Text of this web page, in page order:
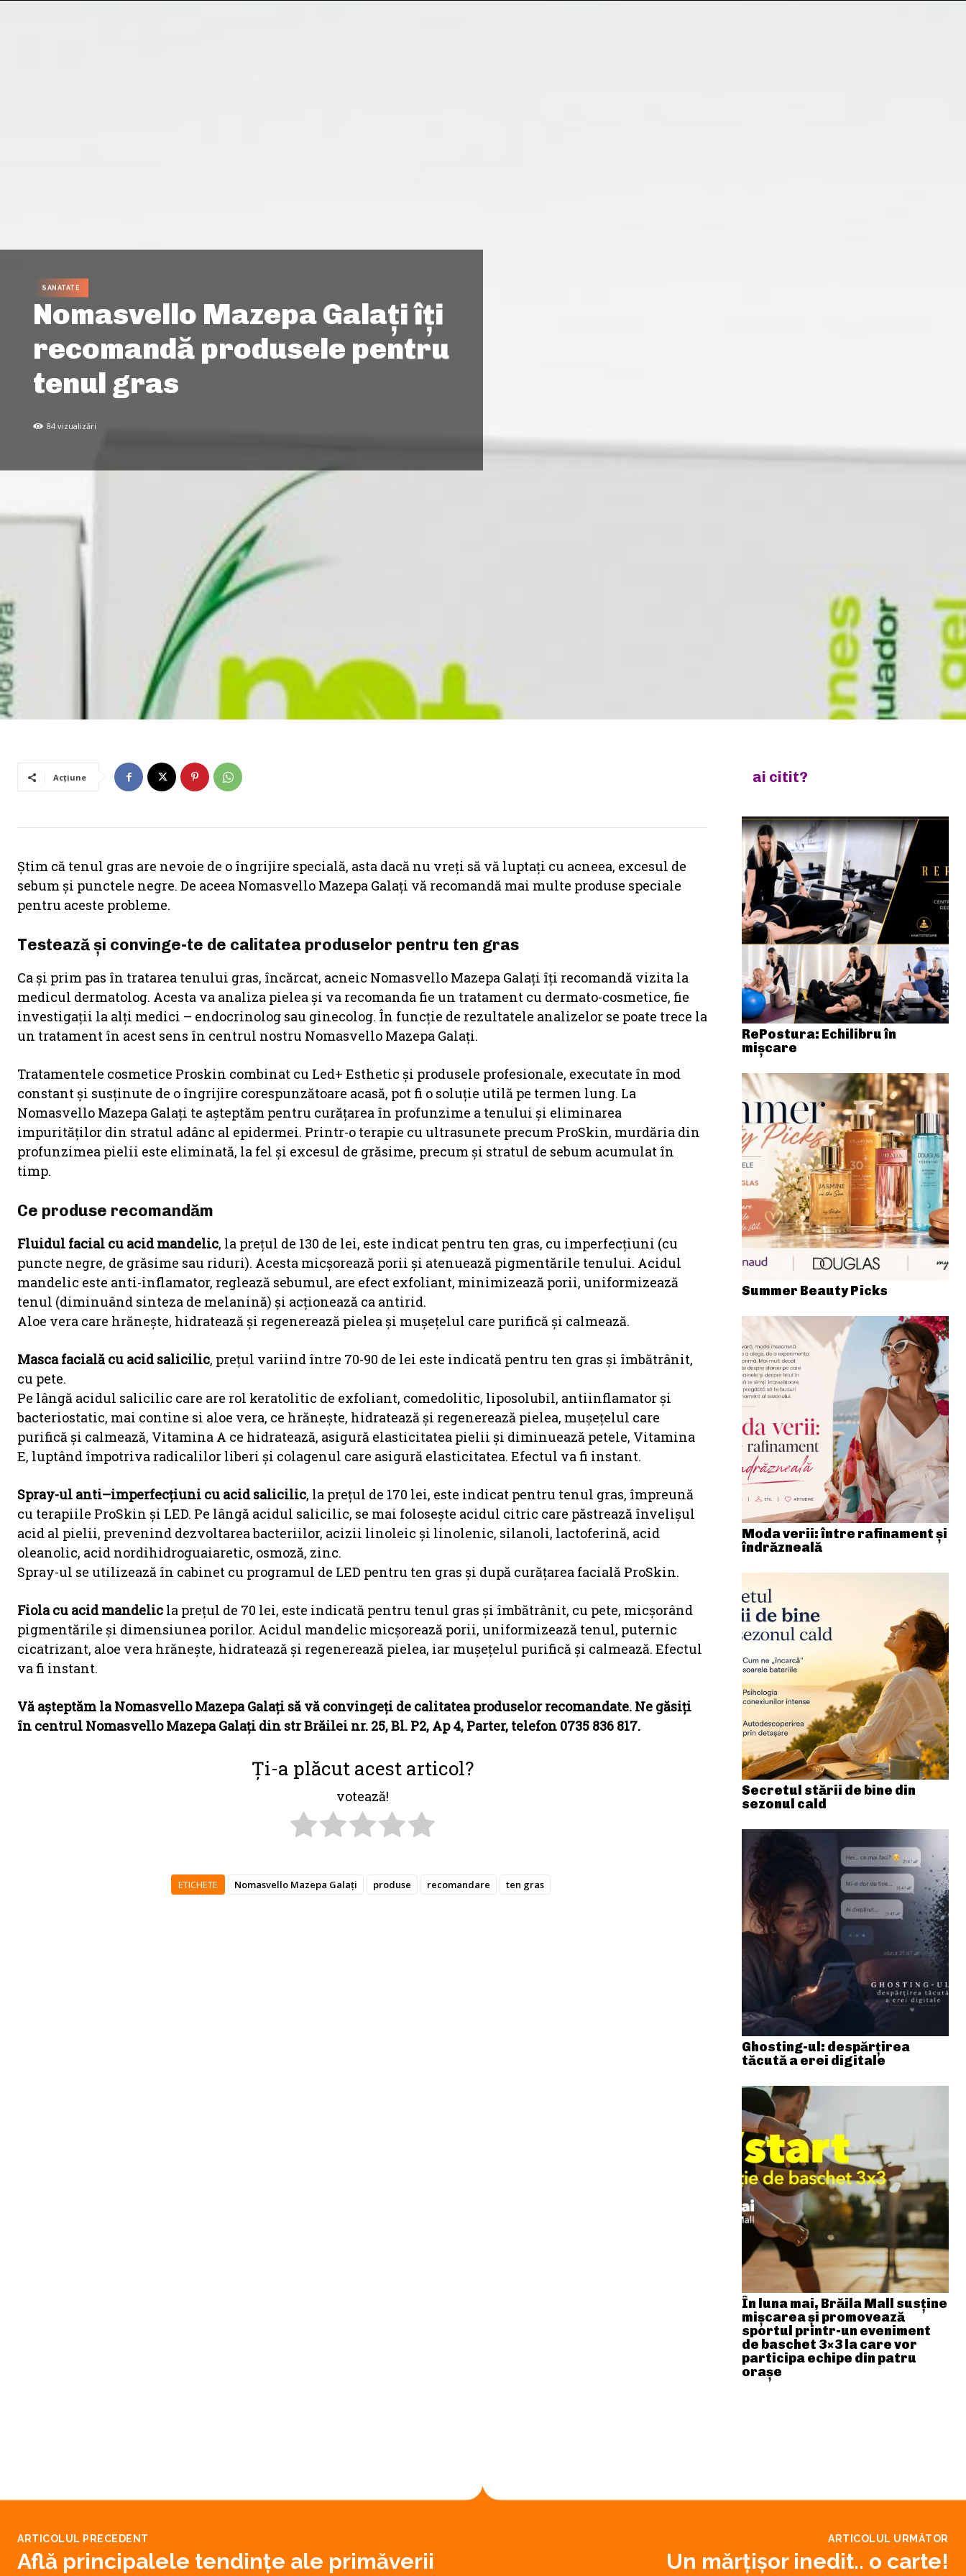
SANATATE
Nomasvello Mazepa Galaţi îți
recomandă produsele pentru
tenul gras
84 vizualizări
Acțiune
Știm că tenul gras are nevoie de o îngrijire specială, asta dacă nu vreți să vă luptați cu acneea, excesul de
sebum şi punctele negre. De aceea Nomasvello Mazepa Galaţi vă recomandă mai multe produse speciale
pentru aceste probleme.
Testează şi convinge-te de calitatea produselor pentru ten gras
Ca şi prim pas în tratarea tenului gras, încărcat, acneic Nomasvello Mazepa Galaţi îţi recomandă vizita la
medicul dermatolog. Acesta va analiza pielea şi va recomanda fie un tratament cu dermato-cosmetice, fie
investigaţii la alţi medici – endocrinolog sau ginecolog. În funcţie de rezultatele analizelor se poate trece la
un tratament în acest sens în centrul nostru Nomasvello Mazepa Galaţi.
Tratamentele cosmetice Proskin combinat cu Led+ Esthetic şi produsele profesionale, executate în mod
constant şi susţinute de o îngrijire corespunzătoare acasă, pot fi o soluţie utilă pe termen lung. La
Nomasvello Mazepa Galaţi te aşteptăm pentru curăţarea în profunzime a tenului şi eliminarea
impurităţilor din stratul adânc al epidermei. Printr-o terapie cu ultrasunete precum ProSkin, murdăria din
profunzimea pielii este eliminată, la fel şi excesul de grăsime, precum şi stratul de sebum acumulat în
timp.
Ce produse recomandăm
Fluidul facial cu acid mandelic, la prețul de 130 de lei, este indicat pentru ten gras, cu imperfecţiuni (cu
puncte negre, de grăsime sau riduri). Acesta micşorează porii şi atenuează pigmentările tenului. Acidul
mandelic este anti-inflamator, reglează sebumul, are efect exfoliant, minimizează porii, uniformizează
tenul (diminuând sinteza de melanină) şi acţionează ca antirid.
Aloe vera care hrăneşte, hidratează şi regenerează pielea și muşeţelul care purifică şi calmează.
Masca facială cu acid salicilic, prețul variind între 70-90 de lei este indicată pentru ten gras şi îmbătrânit,
cu pete.
Pe lângă acidul salicilic care are rol keratolitic de exfoliant, comedolitic, liposolubil, antiinflamator şi
bacteriostatic, mai contine si aloe vera, ce hrăneşte, hidratează şi regenerează pielea, muşeţelul care
purifică şi calmează, Vitamina A ce hidratează, asigură elasticitatea pielii şi diminuează petele, Vitamina
E, luptând împotriva radicalilor liberi și colagenul care asigură elasticitatea. Efectul va fi instant.
Spray-ul anti–imperfecţiuni cu acid salicilic, la prețul de 170 lei, este indicat pentru tenul gras, împreună
cu terapiile ProSkin şi LED. Pe lângă acidul salicilic, se mai folosește acidul citric care păstrează învelişul
acid al pielii, prevenind dezvoltarea bacteriilor, acizii linoleic şi linolenic, silanoli, lactoferină, acid
oleanolic, acid nordihidroguaiaretic, osmoză, zinc.
Spray-ul se utilizează în cabinet cu programul de LED pentru ten gras şi după curăţarea facială ProSkin.
Fiola cu acid mandelic la prețul de 70 lei, este indicată pentru tenul gras şi îmbătrânit, cu pete, micşorând
pigmentările şi dimensiunea porilor. Acidul mandelic micşorează porii, uniformizează tenul, puternic
cicatrizant, aloe vera hrăneşte, hidratează şi regenerează pielea, iar muşeţelul purifică şi calmează. Efectul
va fi instant.
Vă așteptăm la Nomasvello Mazepa Galaţi să vă convingeți de calitatea produselor recomandate. Ne găsiți
în centrul Nomasvello Mazepa Galaţi din str Brăilei nr. 25, Bl. P2, Ap 4, Parter, telefon 0735 836 817.
Ți-a plăcut acest articol?
votează!
ETICHETE Nomasvello Mazepa Galați produse recomandare ten gras
ai citit?
RePostura: Echilibru în
mișcare
Summer Beauty Picks
Moda verii: între rafinament și
îndrăzneală
Secretul stării de bine din
sezonul cald
Ghosting-ul: despărțirea
tăcută a erei digitale
În luna mai, Brăila Mall susține
mişcarea și promovează
sportul printr-un eveniment
de baschet 3×3 la care vor
participa echipe din patru
orașe
ARTICOLUL PRECEDENT
Află principalele tendințe ale primăverii
ARTICOLUL URMĂTOR
Un mărțișor inedit.. o carte!